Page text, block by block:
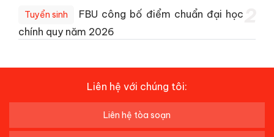
Tuyển sinh
FBU công bố điểm chuẩn đại học
chính quy năm 2026
Liên hệ với chúng tôi:
Liên hệ tòa soạn